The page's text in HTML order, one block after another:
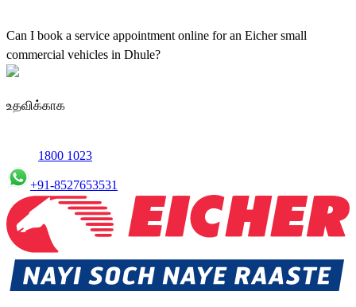
maintenance using genuine parts for all small truck models in Dhule.
Can I book a service appointment online for an Eicher small
commercial vehicles in Dhule?
Yes, we offer an online service booking feature for small
maintenance conveniently.
உதவிக்காக
1800 1023
+91-8527653531